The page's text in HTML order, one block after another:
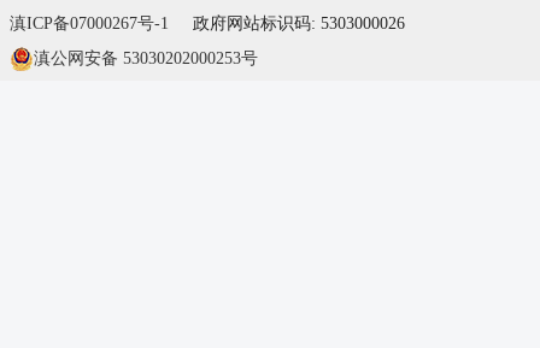
滇ICP备07000267号-1
政府网站标识码: 5303000026
滇公网安备 53030202000253号